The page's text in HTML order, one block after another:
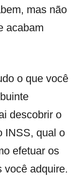
mas não
acabam
o que você
descobrir o
INSS, qual o
efetuar os
você adquire.